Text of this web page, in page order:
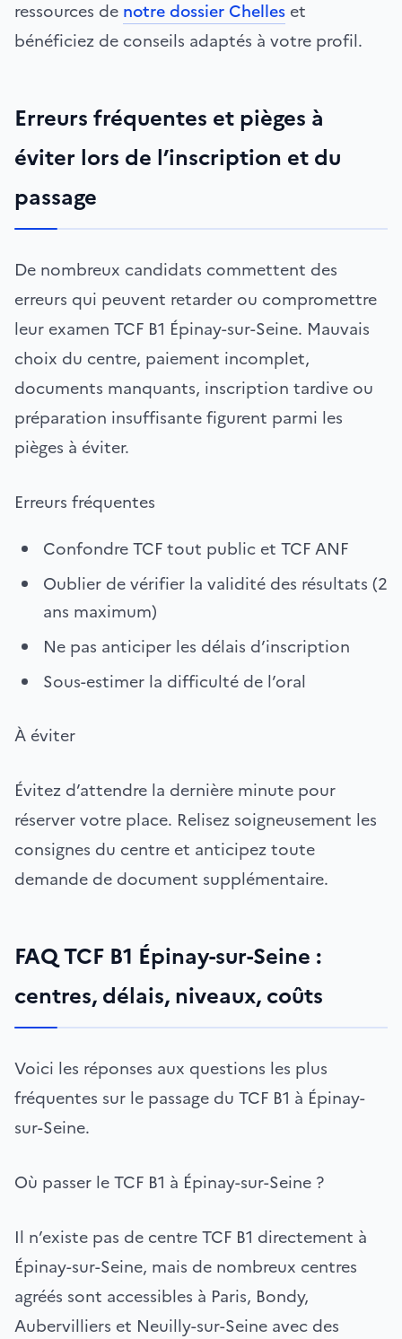
ressources de notre dossier Chelles et
bénéficiez de conseils adaptés à votre profil.
Erreurs fréquentes et pièges à
éviter lors de l’inscription et du
passage
De nombreux candidats commettent des
erreurs qui peuvent retarder ou compromettre
leur examen TCF B1 Épinay-sur-Seine. Mauvais
choix du centre, paiement incomplet,
documents manquants, inscription tardive ou
préparation insuffisante figurent parmi les
pièges à éviter.
Erreurs fréquentes
Confondre TCF tout public et TCF ANF
Oublier de vérifier la validité des résultats (2
ans maximum)
Ne pas anticiper les délais d’inscription
Sous-estimer la difficulté de l’oral
À éviter
Évitez d’attendre la dernière minute pour
réserver votre place. Relisez soigneusement les
consignes du centre et anticipez toute
demande de document supplémentaire.
FAQ TCF B1 Épinay-sur-Seine :
centres, délais, niveaux, coûts
Voici les réponses aux questions les plus
fréquentes sur le passage du TCF B1 à Épinay-
sur-Seine.
Où passer le TCF B1 à Épinay-sur-Seine ?
Il n’existe pas de centre TCF B1 directement à
Épinay-sur-Seine, mais de nombreux centres
agréés sont accessibles à Paris, Bondy,
Aubervilliers et Neuilly-sur-Seine avec des